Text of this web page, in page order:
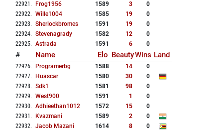
22921 . Frog1956 1589 3
0
22922. Wille1004 1585 19
0
22923. Sherlockbromes 1591 19
0
22924. Stevenagrady 1582 12
0
22925. Astrada 1591 6 0
# Name Elo BeautyWins Land
22926. Programerbg 1588 14
0
22927. Huascar 1580 30
0
22928. Sdk1 1581 98
0
22929. West900 1591 1
0
22930. Adhieethan1012 1572 15
0
22931 . Kvazmani 1589 2
0
22932. Jacob Mazani 1614 8
0